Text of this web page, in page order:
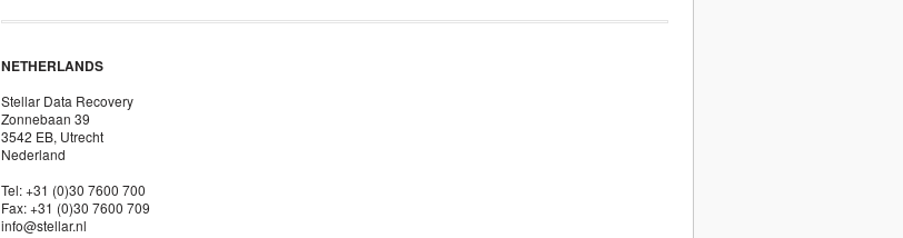
NETHERLANDS
Stellar Data Recovery
Zonnebaan 39
3542 EB, Utrecht
Nederland
Tel: +31 (0)30 7600 700
Fax: +31 (0)30 7600 709
info@stellar.nl